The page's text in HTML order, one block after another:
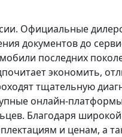
Официальные
документов до
последних
экономить,
тщательную
онлайн-
Благодаря
и ценам, а